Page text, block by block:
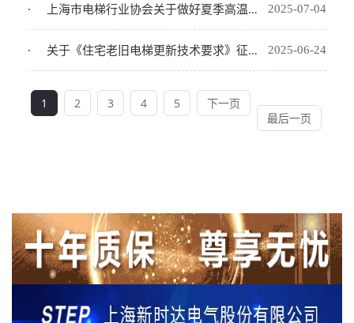
上海市电梯行业协会关于做好夏季高温期间电梯维保工作的告知书 2025-07-04
关于《住宅老旧电梯更新技术要求》征求意见的函 2025-06-24
1 2 3 4 5
下一页
最后一页